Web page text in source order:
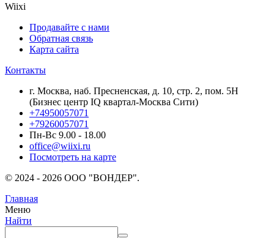
Wiixi
Продавайте с нами
Обратная связь
Карта сайта
Контакты
г. Москва, наб. Пресненская, д. 10, стр. 2, пом. 5Н
(Бизнес центр IQ квартал-Москва Сити)
+74950057071
+79260057071
Пн-Вс 9.00 - 18.00
office@wiixi.ru
Посмотреть на карте
© 2024 - 2026 ООО "ВОНДЕР".
Главная
Меню
Найти